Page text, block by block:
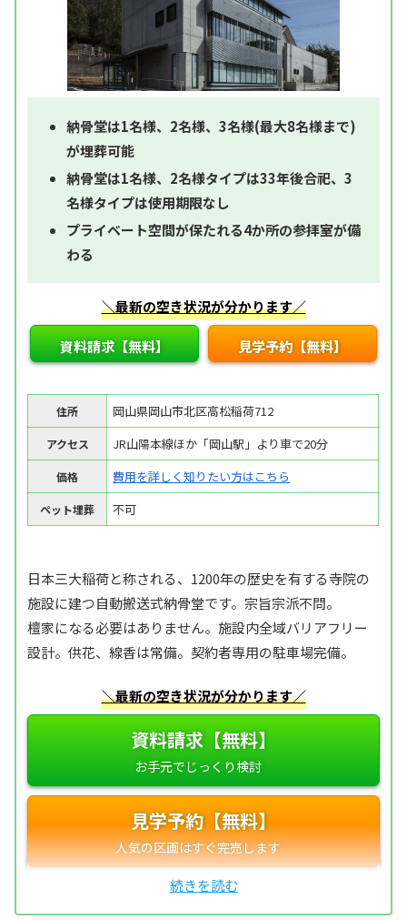
納骨堂は1名様、2名様、3名様(最大8名様まで)
が埋葬可能
納骨堂は1名様、2名様タイプは33年後合祀、3
名様タイプは使用期限なし
プライベート空間が保たれる4か所の参拝室が備
わる
＼最新の空き状況が分かります／
資料請求【無料】 見学予約【無料】
住所 岡山県岡山市北区高松稲荷712
アクセス JR山陽本線ほか「岡山駅」より車で20分
価格 費用を詳しく知りたい方はこちら
ペット埋葬 不可
日本三大稲荷と称される、1200年の歴史を有する寺院の
施設に建つ自動搬送式納骨堂です。宗旨宗派不問。
檀家になる必要はありません。施設内全域バリアフリー
設計。供花、線香は常備。契約者専用の駐車場完備。
＼最新の空き状況が分かります／
資料請求【無料】
見学予約【無料】